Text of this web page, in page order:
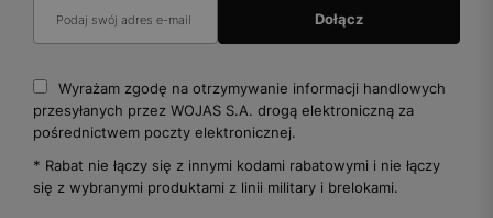
Wyrażam zgodę na otrzymywanie informacji handlowych
przesyłanych przez WOJAS S.A. drogą elektroniczną za
pośrednictwem poczty elektronicznej.
* Rabat nie łączy się z innymi kodami rabatowymi i nie łączy
się z wybranymi produktami z linii military i brelokami.